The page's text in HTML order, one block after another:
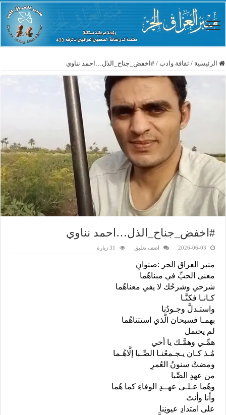
الرئيسية / ثقافة وادب / #اخفض_جناح_الذل…احمد نناوي
#اخفض_جناح_الذل…احمد نناوي
2026-06-03 اضف تعليق 31 زيارة
منبر العراق الحر :صنوانِ
معنى الحبِّ في مبناهُما
شرحي وشرحُك لا يفي معناهُما
كـانـا فكنَّـا
واستـدلَّ وجـودُنا
بهمـا فسبحان الَّذي استثناهُما
لم يحتمل
همِّـي وهمَّـك يا أخي
مُـذ كـان يـجـمعُنـا الصِّـبا إلَّاهُـما
ومضتْ سنونُ العُمرِ
من عهدِ الصِّبا
وهُما عـلـى عهــدِ الوفاءِ كما هُما
وأنا وأنتَ
على امتدادِ عيونِنا